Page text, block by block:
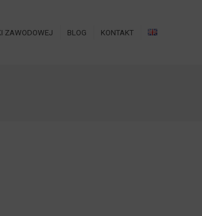
ZAWODOWEJ BLOG KONTAKT